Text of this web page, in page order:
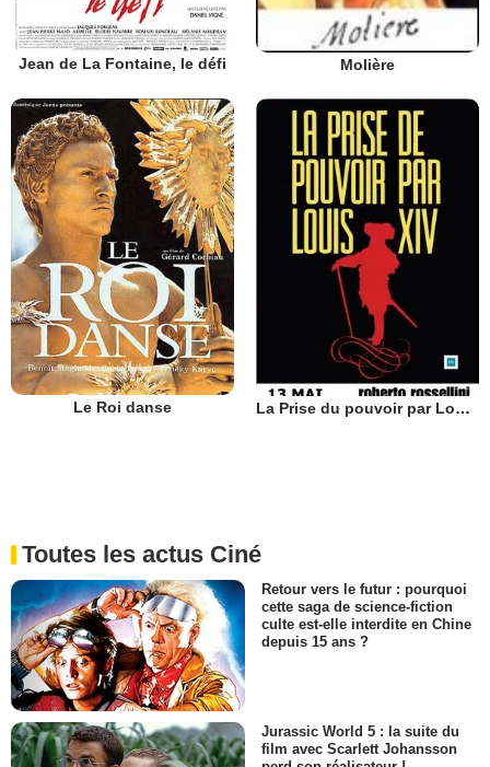
Jean de La Fontaine, le défi Molière
Le Roi danse La Prise du pouvoir par Louis XIV
Toutes les actus Ciné
Retour vers le futur : pourquoi
cette saga de science-fiction
culte est-elle interdite en Chine
depuis 15 ans ?
Jurassic World 5 : la suite du
film avec Scarlett Johansson